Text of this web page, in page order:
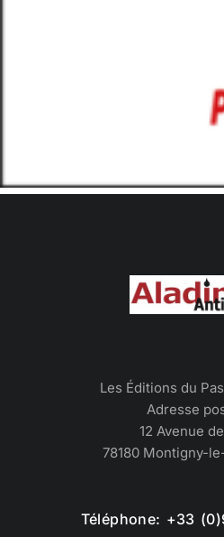
Les Éditions du
Adresse
12 Avenue
78180 Montigny-
Téléphone: +33